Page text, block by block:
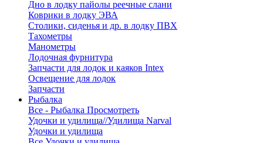
Дно в лодку пайолы реечные слани
Коврики в лодку ЭВА
Столики, сиденья и др. в лодку ПВХ
Тахометры
Манометры
Лодочная фурнитура
Запчасти для лодок и каяков Intex
Освещение для лодок
Запчасти
Рыбалка
Все - Рыбалка Просмотреть
Удочки и удилища//Удилища Narval
Удочки и удилища